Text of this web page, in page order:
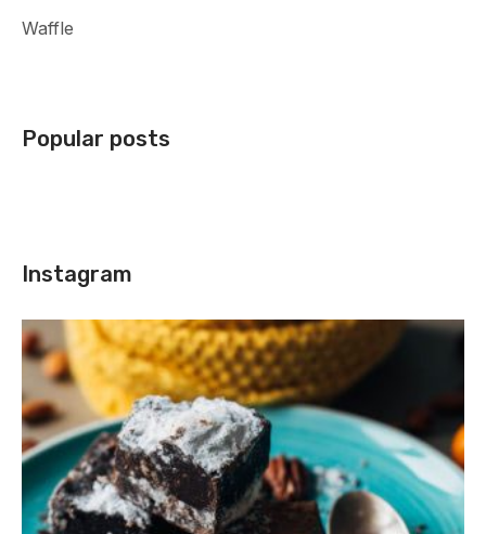
Waffle
Popular posts
Instagram